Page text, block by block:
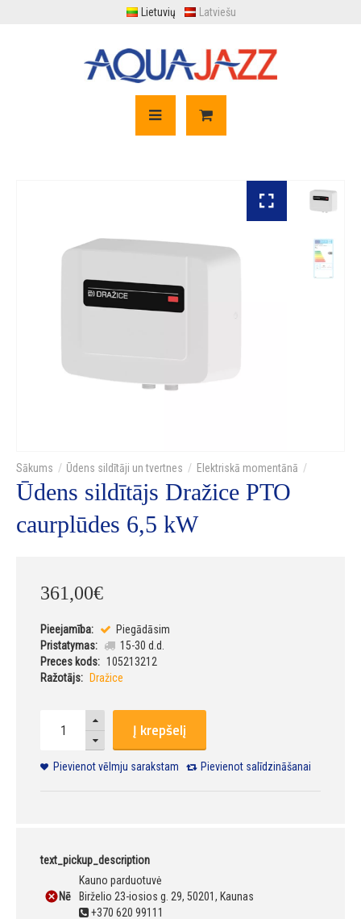
Lietuvių Latviešu
Ūdens sildītāji un tvertnes Elektriskā momentānā
Ūdens sildītājs Dražice PTO
caurplūdes 6,5 kW
361,00€
Pieejamība:
Piegādāsim
Pristatymas:
15-30 d.d.
Preces kods: 105213212
Ražotājs:
Dražice
Į krepšelį
Pievienot vēlmju sarakstam Pievienot salīdzināšanai
text_pickup_description
Nē
Kauno parduotuvė
Birželio 23-iosios g. 29, 50201, Kaunas
+370 620 99111